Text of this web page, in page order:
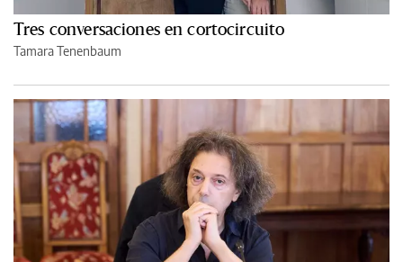
Tres conversaciones en cortocircuito
Tamara Tenenbaum